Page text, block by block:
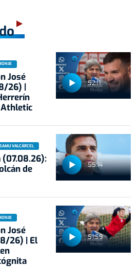
52:11
José
26) |
55:14
VALCÁRCEL
(07.08.26):
de
51:59
José
26) | El